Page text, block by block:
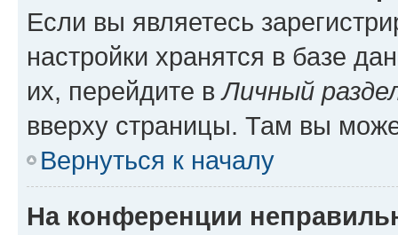
Если вы являетесь
настройки хранятся в базе
их, перейдите вЛичный
вверху страницы. Там вы
Вернуться к началу
На конференции